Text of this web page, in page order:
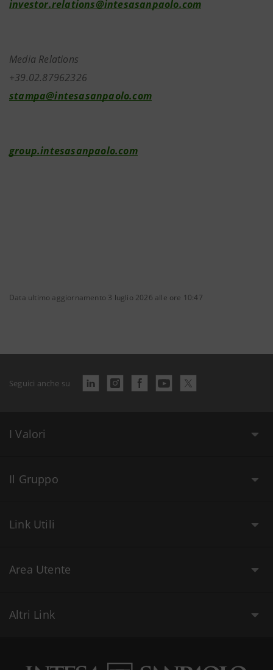
investor.relations@intesasanpaolo.com
Media Relations
+39.02.87962326
stampa@intesasanpaolo.com
group.intesasanpaolo.com
Data ultimo aggiornamento 3 luglio 2026 alle ore 10:47
Seguici anche su
I Valori
Il Gruppo
Link Utili
Area Utente
Altri Link